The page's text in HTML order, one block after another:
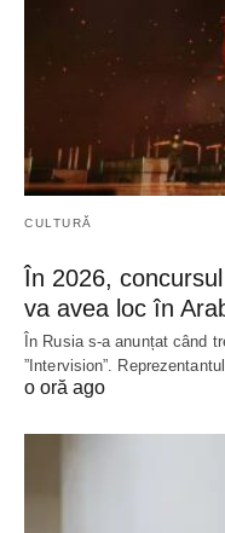
CULTURĂ
În 2026,
va avea loc în
În Rusia s-a anunțat când
”Intervision”.
o oră ago